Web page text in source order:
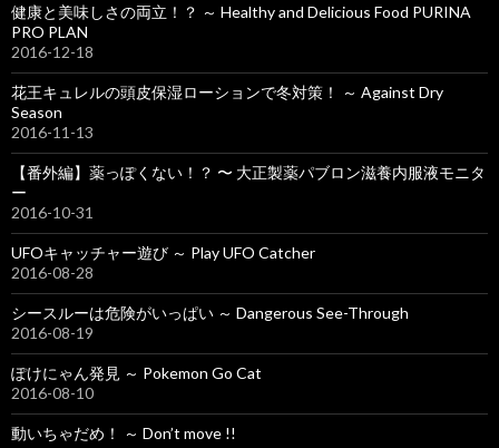
健康と美味しさの両立！？ ～ Healthy and Delicious Food PURINA
PRO PLAN
2016-12-18
花王キュレルの頭皮保湿ローションで冬対策！ ～ Against Dry
Season
2016-11-13
【番外編】薬っぽくない！？ 〜 大正製薬パブロン滋養内服液モニタ
ー
2016-10-31
UFOキャッチャー遊び ～ Play UFO Catcher
2016-08-28
シースルーは危険がいっぱい ～ Dangerous See-Through
2016-08-19
ぽけにゃん発見 ～ Pokemon Go Cat
2016-08-10
動いちゃだめ！ ～ Don’t move !!